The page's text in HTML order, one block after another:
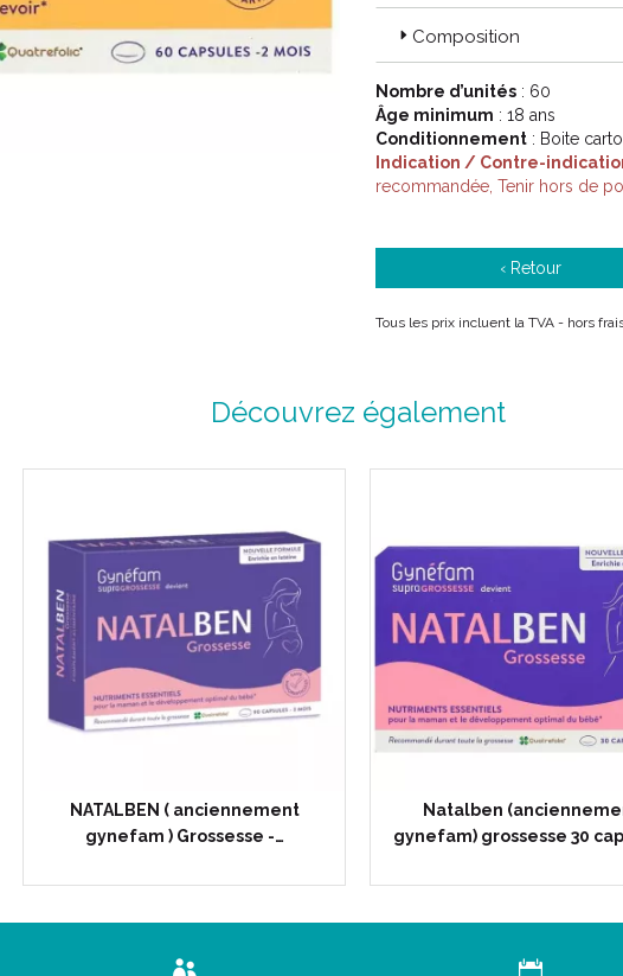
Composition
Nombre d’unités : 60
Âge minimum : 18 ans
Conditionnement : Boite
Indication / Contre-
recommandée, Tenir hors de
‹ Retour
Tous les prix incluent la TVA - hors
Découvrez également
NATALBEN ( anciennement
gynefam ) Grossesse -…
Natalben
gynefam) grossesse 30